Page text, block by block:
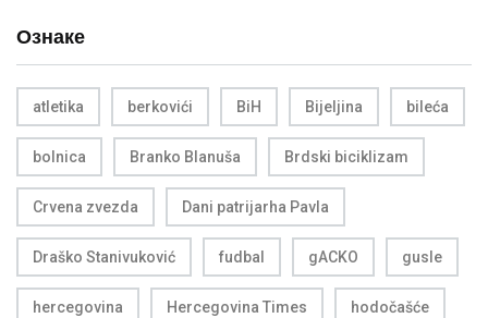
Ознаке
atletika berkovići BiH Bijeljina bileća
bolnica Branko Blanuša Brdski biciklizam
Crvena zvezda Dani patrijarha Pavla
Draško Stanivuković fudbal gACKO gusle
hercegovina Hercegovina Times hodočašće